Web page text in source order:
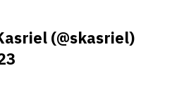
(@skasriel)